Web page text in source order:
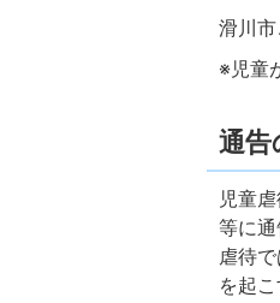
滑川
※児童
通告
児童
等に通
虐待
を起